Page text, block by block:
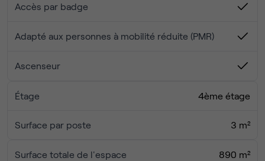
Accès par badge
Adapté aux personnes à mobilité réduite (PMR)
Ascenseur
Étage 4ème étage
Surface par poste 3 m²
Surface totale de l'espace 890 m²